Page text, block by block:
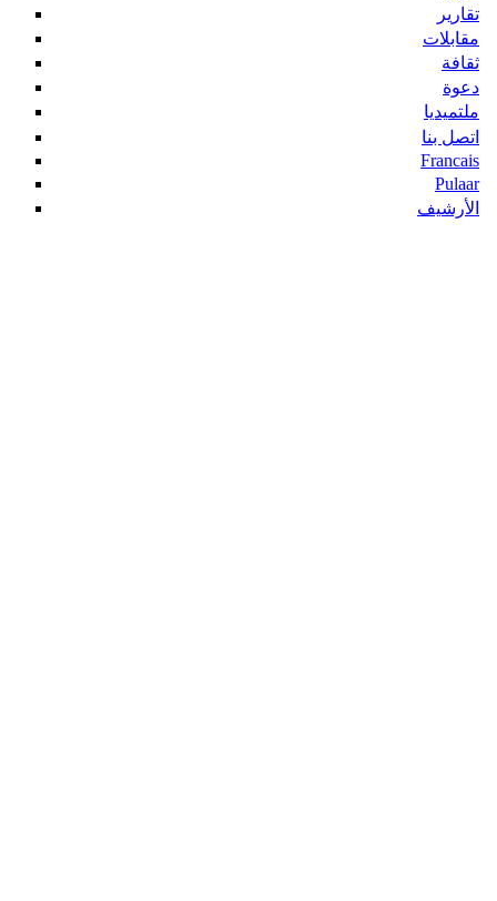
تقارير
مقابلات
ثقافة
دعوة
ملتميديا
اتصل بنا
Francais
Pulaar
الأرشيف